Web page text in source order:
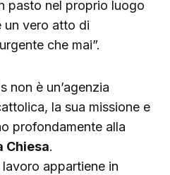
pasto nel proprio luogo
un vero atto di
che mai”.
non è un’agenzia
la sua missione e
profondamente alla
Chiesa.
appartiene in